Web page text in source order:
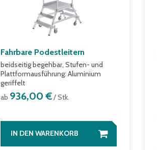
Fahrbare Podestleitern
beidseitig begehbar, Stufen- und
Plattformausführung: Aluminium
geriffelt
ab 936,00 €/ Stk.
IN DEN WARENKORB